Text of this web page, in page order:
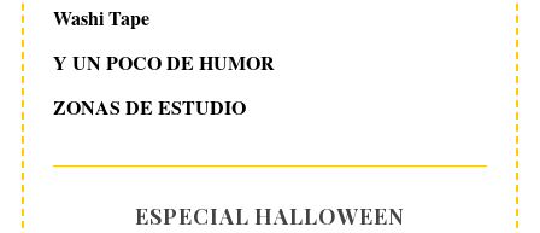
Washi Tape
Y UN POCO DE HUMOR
ZONAS DE ESTUDIO
ESPECIAL HALLOWEEN